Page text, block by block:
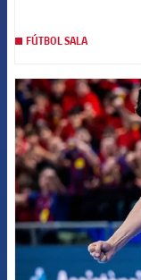
FÚTBOL SALA